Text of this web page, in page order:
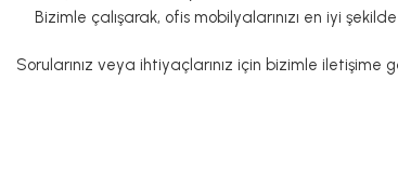
Bizimle çalışarak, ofis mobilyalarınızı en iyi
Sorularınız veya ihtiyaçlarınız için bizimle